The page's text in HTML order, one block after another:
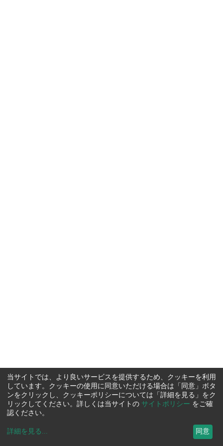
当サイトでは、より良いサービスを提供するため、クッキーを利用
しています。クッキーの使用に同意いただける場合は「同意」ボタ
ンをクリックし、クッキーポリシーについては「詳細を見る」をク
リックしてください。詳しくは当サイトの サイトポリシー をご確
認ください。
詳細を見る ... 同意